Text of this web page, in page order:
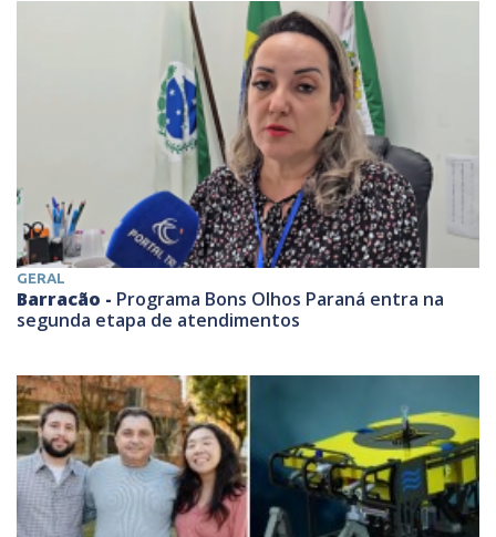
GERAL
Barracão - Programa Bons Olhos Paraná entra na
segunda etapa de atendimentos